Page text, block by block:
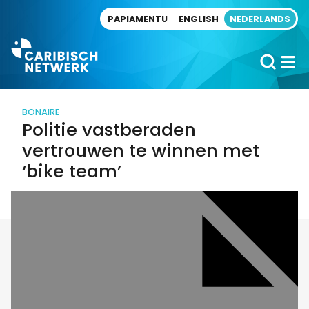
PAPIAMENTU ENGLISH NEDERLANDS
BONAIRE
Politie vastberaden
vertrouwen te winnen met
‘bike team’